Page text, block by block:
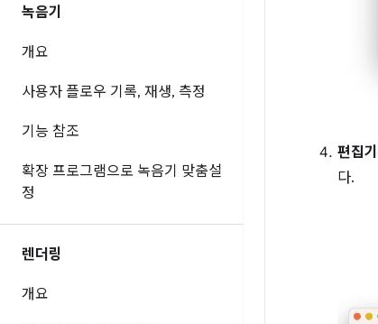
녹음기
개요
사용자 플로우 기록, 재생, 측정
기능 참조
확장 프로그램으로 녹음기 맞춤설
정
렌더링
개요
편집기
다.